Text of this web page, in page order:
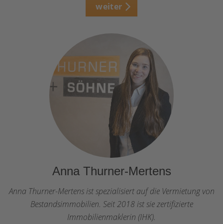
weiter
Anna Thurner-Mertens
Anna Thurner-Mertens ist spezialisiert auf die Vermietung von
Bestandsimmobilien. Seit 2018 ist sie zertifizierte
Immobilienmaklerin (IHK).